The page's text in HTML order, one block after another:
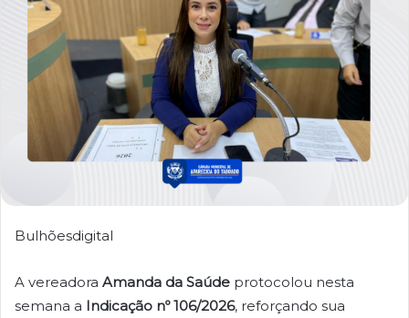
Bulhõesdigital
A vereadora Amanda da Saúde protocolou nesta
semana a Indicação nº 106/2026, reforçando sua